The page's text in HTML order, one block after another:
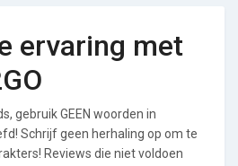
ervaring met
gebruik GEEN woorden in
Schrijf geen herhaling op om te
Reviews die niet voldoen